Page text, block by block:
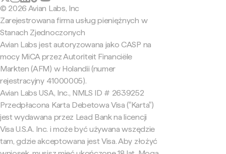
© 2026 Avian Labs, Inc
Zarejestrowana firma usług pieniężnych w
Stanach Zjednoczonych
Avian Labs jest autoryzowana jako CASP na
mocy MiCA przez Autoriteit Financiële
Markten (AFM) w Holandii (numer
rejestracyjny 41000005).
Avian Labs USA, Inc., NMLS ID # 2639252
Przedpłacona Karta Debetowa Visa ("Karta")
jest wydawana przez Lead Bank na licencji
Visa U.S.A. Inc. i może być używana wszędzie
tam, gdzie akceptowana jest Visa. Aby złożyć